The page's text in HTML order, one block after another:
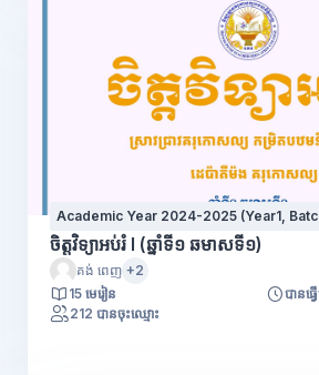
Academic Year 2024-2025 (Year1,
ចិត្តវិទ្យាអប់រំ I (ឆ្នាំទី១ ឆមាសទី១)
គង់ ពេញ +2
15 មេរៀន
បានធ្
212 បានចុះឈ្មោះ